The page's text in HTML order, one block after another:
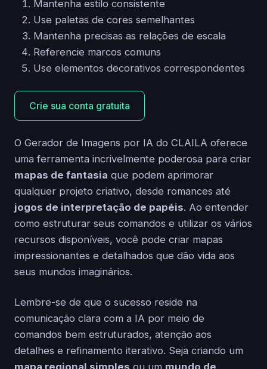
Mantenha estilo consistente
Use paletas de cores semelhantes
Mantenha precisas as relações de escala
Referencie marcos comuns
Use elementos decorativos correspondentes
Crie sua conta gratuita
O Gerador de Imagens por IA do CLAILA oferece
uma ferramenta incrivelmente poderosa para criar
mapas de fantasia que podem aprimorar
qualquer projeto criativo, desde romances até
jogos de interpretação de papéis. Ao entender
como estruturar seus comandos e utilizar os vários
recursos disponíveis, você pode criar mapas
impressionantes e detalhados que dão vida aos
seus mundos imaginários.
Lembre-se de que o sucesso reside na
comunicação clara com a IA por meio de
comandos bem estruturados, atenção aos
detalhes e refinamento iterativo. Seja criando um
mapa regional simples ou um mundo de